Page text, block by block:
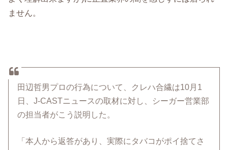
ません。
田辺哲男プロの行為について、クレハ合繊は10月1
日、J-CASTニュースの取材に対し、シーガー営業部
の担当者がこう説明した。
「本人から返答があり、実際にタバコがポイ捨てさ